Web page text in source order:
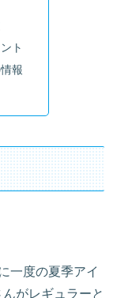
ト
報
一度の夏季アイ
がレギュラーと